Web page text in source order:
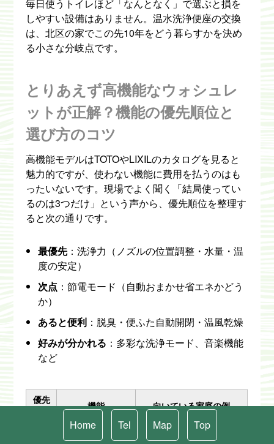
毎日使うトイレほど「なんとなく」で選ぶと損を
しやすい設備はありません。温水洗浄便座の交換
は、北区の家でこの先10年をどう暮らすかを決め
る小さな分岐点です。
とりあえず高機能なウォシュレ
ットが正解？機能の優先順位と
選び方のコツ
高機能モデルはTOTOやLIXILのカタログを見ると
魅力的ですが、使わない機能に費用を払うのはも
ったいないです。現場でよく聞く「結局使ってい
るのは3つだけ」という声から、優先順位を整理す
ると次の通りです。
最優先：洗浄力（ノズルの位置調整・水量・温
度の安定）
次点 ：節電モード（自動おまかせ省エネかどう
か）
あると便利 ：脱臭・便ふた自動開閉・温風乾燥
好みが分かれる ：多彩な洗浄モード、音楽機能
など
優先
機能 向いている家庭の例
洗浄力・耐久性 子育て世帯・高齢者同居
Home Tel Map Top